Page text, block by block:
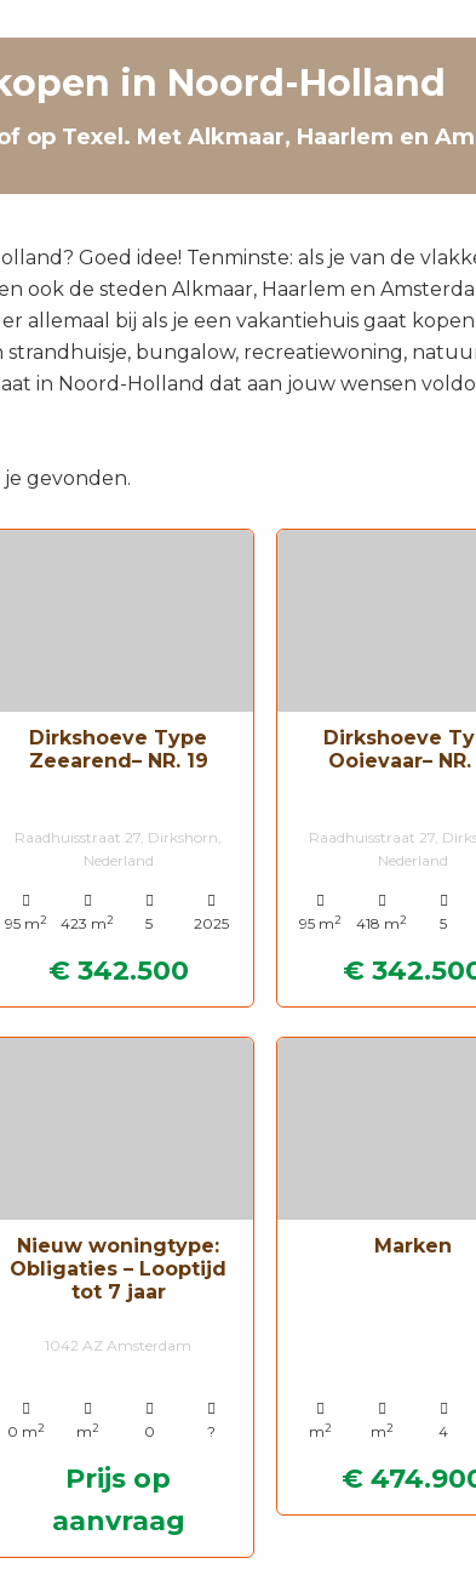
in Noord-Holland
op Texel. Met Alkmaar, Haarlem en
Goed idee! Tenminste: als je van de
ook de steden Alkmaar, Haarlem en
allemaal bij als je een vakantiehuis gaat
bungalow, recreatiewoning,
in Noord-Holland dat aan jouw wensen
gevonden.
Dirkshoeve Type
Zeearend– NR. 19
Raadhuisstraat 27, Dirkshorn,
Nederland
95 m2 423 m2 5 2025
€ 342.500
Dirkshoeve
Ooievaar– NR.
Raadhuisstraat 27,
Nederland
95 m2 418 m2 5
€
Nieuw woningtype:
Obligaties – Looptijd
tot 7 jaar
1042 AZ Amsterdam
0 m2 m2 0 ?
Prijs op
aanvraag
Marken
m2 m2 4
€